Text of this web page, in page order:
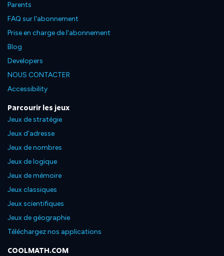
Parents
FAQ sur l'abonnement
Prise en charge de l'abonnement
Blog
Developers
NOUS CONTACTER
Accessibility
Parcourir les jeux
Jeux de stratégie
Jeux d'adresse
Jeux de nombres
Jeux de logique
Jeux de mémoire
Jeux classiques
Jeux scientifiques
Jeux de géographie
Téléchargez nos applications
COOLMATH.COM